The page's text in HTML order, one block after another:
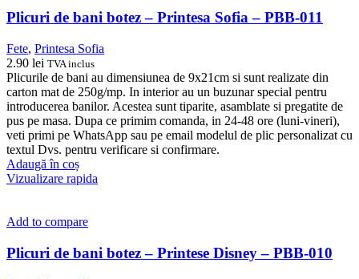
Plicuri de bani botez – Printesa Sofia – PBB-011
Fete, Printesa Sofia
2.90 lei TVA inclus
Plicurile de bani au dimensiunea de 9x21cm si sunt realizate din
carton mat de 250g/mp. In interior au un buzunar special pentru
introducerea banilor. Acestea sunt tiparite, asamblate si pregatite de
pus pe masa. Dupa ce primim comanda, in 24-48 ore (luni-vineri),
veti primi pe WhatsApp sau pe email modelul de plic personalizat cu
textul Dvs. pentru verificare si confirmare.
Adaugă în coș
Vizualizare rapida
Add to compare
Plicuri de bani botez – Printese Disney – PBB-010